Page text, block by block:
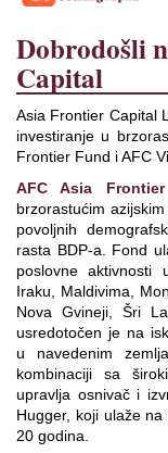
Dobrodošli
Capital
Asia Frontier Capital
investiranje u
Frontier Fund i AFC
AFC Asia
brzorastućim
povoljnih
rasta BDP-a. Fond
poslovne aktivnosti
Iraku, Maldivima,
Nova Gvineji, Šri
usredotočen je na
u navedenim
kombinaciji sa
upravlja osnivač i
Hugger, koji ulaže
20 godina.